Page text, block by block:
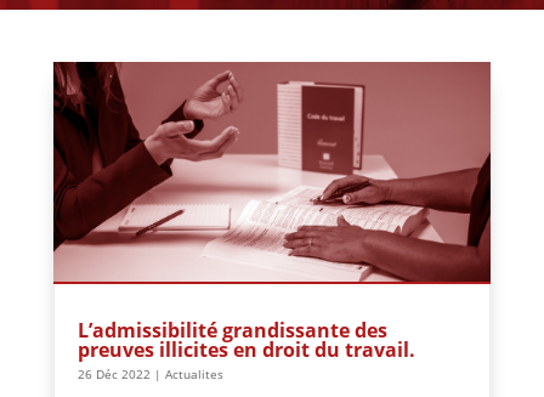
L’admissibilité grandissante des
preuves illicites en droit du travail.
26 Déc 2022 | Actualites